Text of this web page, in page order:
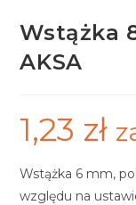
Wstążka
AKSA
1,23 zł
Wstążka 6 mm,
względu na